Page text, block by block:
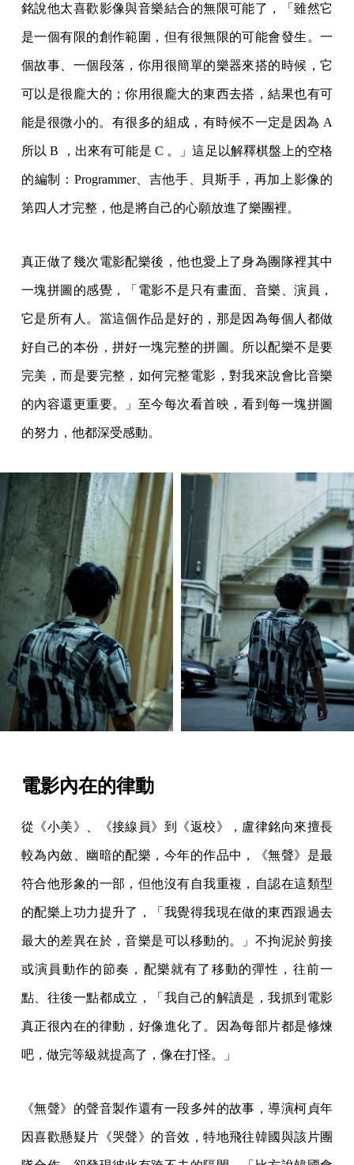
銘說他太喜歡影像與音樂結合的無限可能了，「雖然它
是一個有限的創作範圍，但有很無限的可能會發生。一
個故事、一個段落，你用很簡單的樂器來搭的時候，它
可以是很龐大的；你用很龐大的東西去搭，結果也有可
能是很微小的。有很多的組成，有時候不一定是因為 A
所以 B ，出來有可能是 C 。」這足以解釋棋盤上的空格
的編制：Programmer、吉他手、貝斯手，再加上影像的
第四人才完整，他是將自己的心願放進了樂團裡。
真正做了幾次電影配樂後，他也愛上了身為團隊裡其中
一塊拼圖的感覺，「電影不是只有畫面、音樂、演員，
它是所有人。當這個作品是好的，那是因為每個人都做
好自己的本份，拼好一塊完整的拼圖。所以配樂不是要
完美，而是要完整，如何完整電影，對我來說會比音樂
的內容還更重要。」至今每次看首映，看到每一塊拼圖
的努力，他都深受感動。
電影內在的律動
從《小美》、《接線員》到《返校》，盧律銘向來擅長
較為內斂、幽暗的配樂，今年的作品中，《無聲》是最
符合他形象的一部，但他沒有自我重複，自認在這類型
的配樂上功力提升了，「我覺得我現在做的東西跟過去
最大的差異在於，音樂是可以移動的。」不拘泥於剪接
或演員動作的節奏，配樂就有了移動的彈性，往前一
點、往後一點都成立，「我自己的解讀是，我抓到電影
真正很內在的律動，好像進化了。因為每部片都是修煉
吧，做完等級就提高了，像在打怪。」
《無聲》的聲音製作還有一段多舛的故事，導演柯貞年
因喜歡懸疑片《哭聲》的音效，特地飛往韓國與該片團